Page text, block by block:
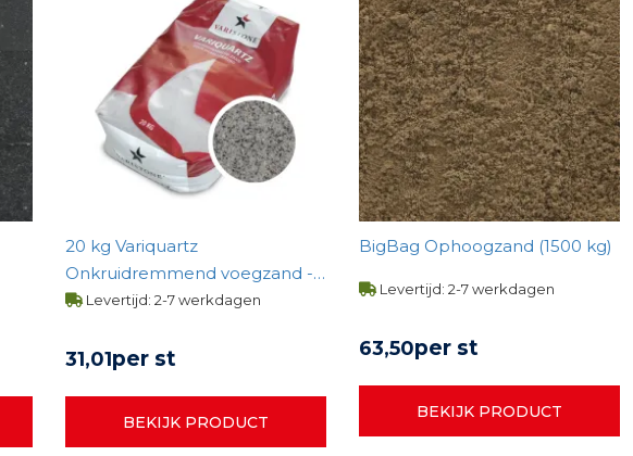
20 kg Variquartz
Onkruidremmend voegzand -
Steengrijs
Levertijd: 2-7 werkdagen
31,01per st
BEKIJK PRODUCT
BigBag Ophoogzand (1500 kg)
Levertijd: 2-7 werkdagen
63,50per st
BEKIJK PRODUCT